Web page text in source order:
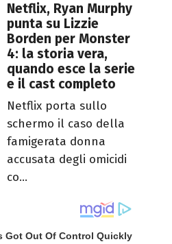
Netflix, Ryan Murphy
punta su Lizzie
Borden per Monster
4: la storia vera,
quando esce la serie
e il cast completo
Netflix porta sullo
schermo il caso della
famigerata donna
accusata degli omicidi
co...